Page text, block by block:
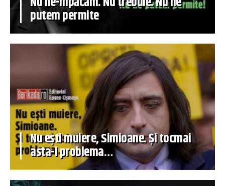
putem permite
Nu ești muiere, Simioane. Și tocmai
asta-i problema…